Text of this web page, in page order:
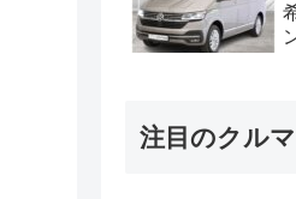
注目のクルマ